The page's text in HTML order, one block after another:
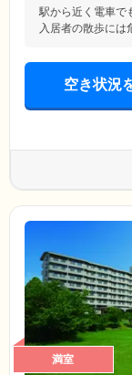
駅から近く電車で
入居者の散歩には
空き状況
満室